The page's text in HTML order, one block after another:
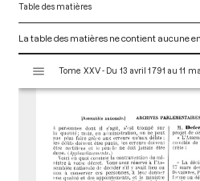
Table des matières
La table des matières ne contient aucune
s
Tome XXV - Du 13 avril 1791 au 11